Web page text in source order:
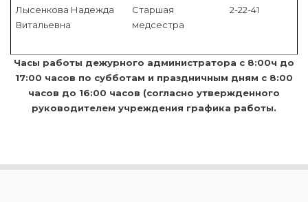
Лысенкова Надежда
Витальевна
Старшая
медсестра
2-22-41
Часы работы дежурного администратора с 8:00ч до
17:00 часов по субботам и праздничным дням с 8:00
часов до 16:00 часов (согласно утвержденного
руководителем учреждения графика работы.